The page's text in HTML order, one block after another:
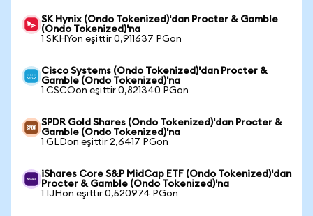
SK Hynix (Ondo Tokenized)'dan Procter & Gamble
(Ondo Tokenized)'na
1 SKHYon eşittir 0,911637 PGon
Cisco Systems (Ondo Tokenized)'dan Procter &
Gamble (Ondo Tokenized)'na
1 CSCOon eşittir 0,821340 PGon
SPDR Gold Shares (Ondo Tokenized)'dan Procter &
Gamble (Ondo Tokenized)'na
1 GLDon eşittir 2,6417 PGon
iShares Core S&P MidCap ETF (Ondo Tokenized)'dan
Procter & Gamble (Ondo Tokenized)'na
1 IJHon eşittir 0,520974 PGon